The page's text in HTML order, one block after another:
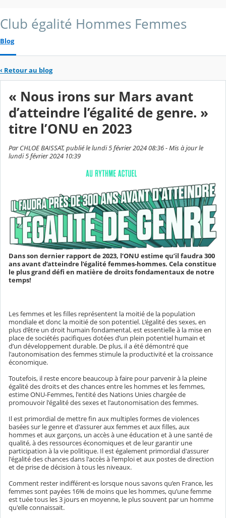
Club égalité Hommes Femmes
Blog
‹ Retour au blog
« Nous irons sur Mars avant
d’atteindre l’égalité de genre. »
titre l’ONU en 2023
Par CHLOE BAISSAT, publié le lundi 5 février 2024 08:36 - Mis à jour le
lundi 5 février 2024 10:39
Dans son dernier rapport de 2023, l’ONU estime qu’il faudra 300
ans avant d’atteindre l’égalité femmes-hommes. Cela constitue
le plus grand défi en matière de droits fondamentaux de notre
temps!
Les femmes et les filles représentent la moitié de la population
mondiale et donc la moitié de son potentiel. L’égalité des sexes, en
plus d’être un droit humain fondamental, est essentielle à la mise en
place de sociétés pacifiques dotées d’un plein potentiel humain et
d’un développement durable. De plus, il a été démontré que
l'autonomisation des femmes stimule la productivité et la croissance
économique.
Toutefois, il reste encore beaucoup à faire pour parvenir à la pleine
égalité des droits et des chances entre les hommes et les femmes,
estime ONU-Femmes, l'entité des Nations Unies chargée de
promouvoir l'égalité des sexes et l'autonomisation des femmes.
Il est primordial de mettre fin aux multiples formes de violences
basées sur le genre et d'assurer aux femmes et aux filles, aux
hommes et aux garçons, un accès à une éducation et à une santé de
qualité, à des ressources économiques et de leur garantir une
participation à la vie politique. Il est également primordial d'assurer
l'égalité des chances dans l'accès à l'emploi et aux postes de direction
et de prise de décision à tous les niveaux.
Comment rester indifférent·es lorsque nous savons qu’en France, les
femmes sont payées 16% de moins que les hommes, qu’une femme
est tuée tous les 3 jours en moyenne, le plus souvent par un homme
qu'elle connaissait.